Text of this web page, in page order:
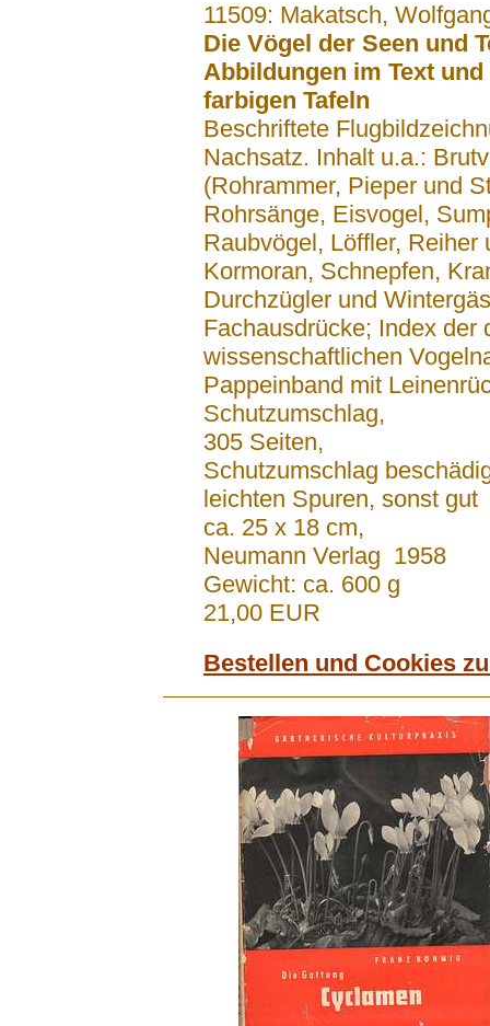
11509: Makatsch,
Die Vögel der Seen und
Abbildungen im Text
farbigen Tafeln
Beschriftete
Nachsatz. Inhalt u.a.:
(Rohrammer, Pieper und
Rohrsänge, Eisvogel,
Raubvögel, Löffler, Reiher
Kormoran, Schnepfen,
Durchzügler und
Fachausdrücke; Index der
wissenschaftlichen
Pappeinband mit
Schutzumschlag,
305 Seiten,
Schutzumschlag
leichten Spuren, sonst gut
ca. 25 x 18 cm,
Neumann Verlag 1958
Gewicht: ca. 600 g
21,00 EUR
Bestellen und Cookies